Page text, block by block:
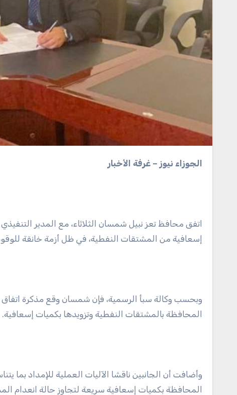
الجوزاء نيوز – غرفة الأخبار
اتفق محافظ تعز نبيل شمسان الثلاثاء، مع المدير
إسعافية من المشتقات النفطية، في ظل أزمة خانقة
وبحسب وكالة سبأ الرسمية، فإن شمسان وقع مذكرة اتفاق
المحافظة بالمشتقات النفطية وتزويدها بكميات إسعافية.
وأضافت أن الجانبين ناقشا الآليات العملية للإمداد بما
المحافظة بكميات إسعافية سريعة لتجاوز حالة انعدام